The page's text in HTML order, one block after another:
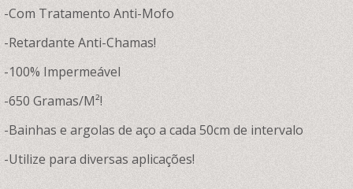
-Com Tratamento Anti-Mofo
-Retardante Anti-Chamas!
-100% Impermeável
-650 Gramas/M²!
-Bainhas e argolas de aço a cada 50cm de intervalo
-Utilize para diversas aplicações!